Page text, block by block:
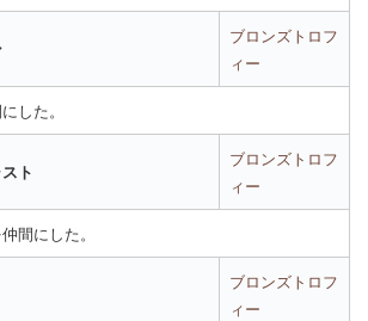
ブロンズトロフ
ィー
した。
ト
ブロンズトロフ
ィー
間にした。
ブロンズトロフ
ィー